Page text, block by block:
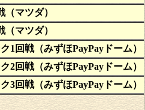
（マツダ）
（マツダ）
1回戦（みずほPayPayドーム）
2回戦（みずほPayPayドーム）
3回戦（みずほPayPayドーム）